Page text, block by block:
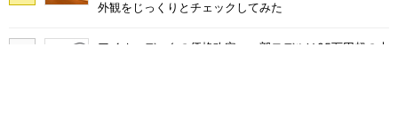
外観をじっくりとチェックしてみた
アイオーデータの価格改定、一部モデルは25万円超の大